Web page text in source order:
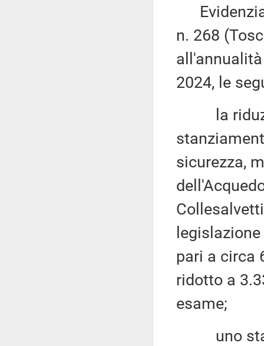
Evidenzia
n. 268
2024, le
la
sicurezza,
pari a circa
ridotto a
esame;
uno